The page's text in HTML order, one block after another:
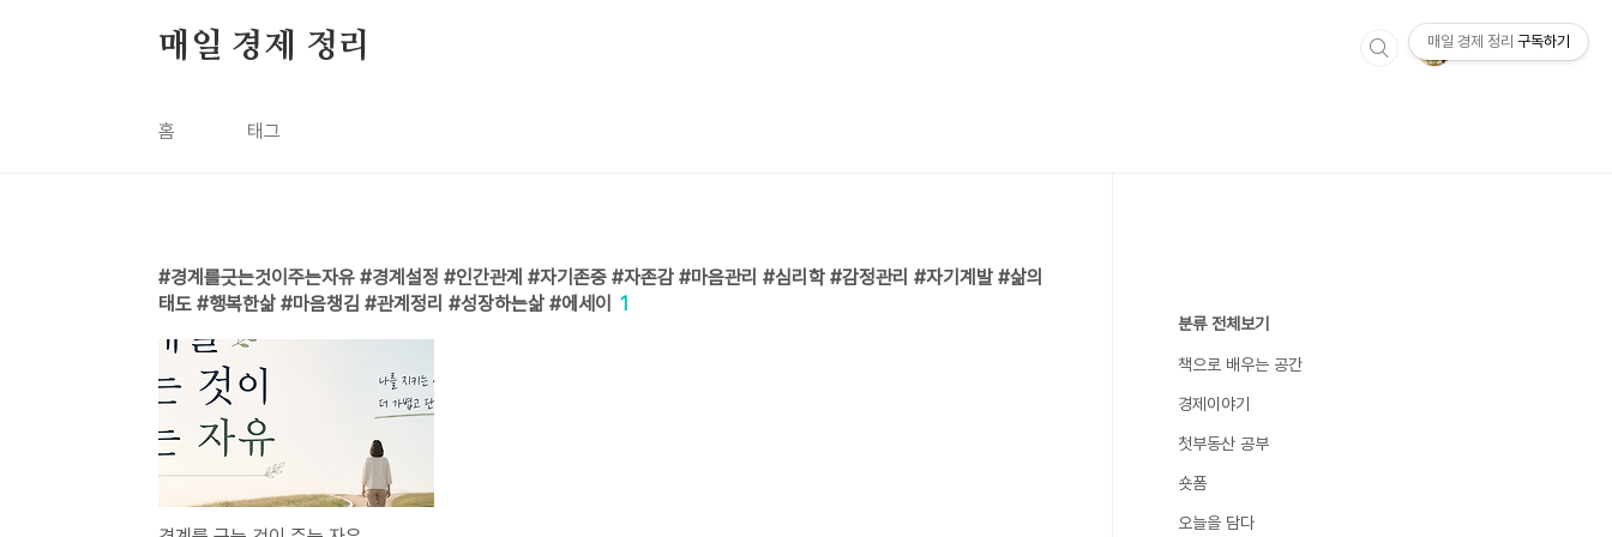
매일 경제 정리
홈 태그
경계를긋는것이주는자유 #경계설정 #인간관계 #자기존중 #자존감 #마음관리 #심리학 #감정관리 #자기계발 #삶의
태도 #행복한삶 #마음챙김 #관계정리 #성장하는삶 #에세이
1
분류 전체보기
책으로 배우는 공간
경제이야기
첫부동산 공부
숏폼
오늘을 담다
매일 경제 정리 구독하기